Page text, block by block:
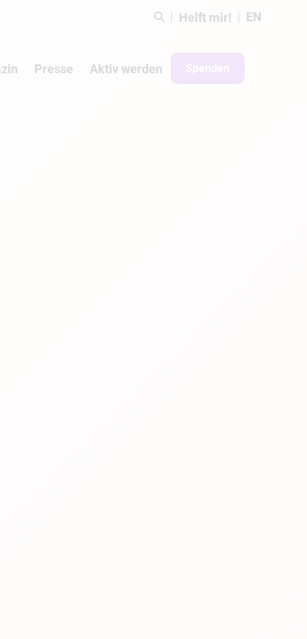
Helft mir! EN
Presse Aktiv werden Spenden